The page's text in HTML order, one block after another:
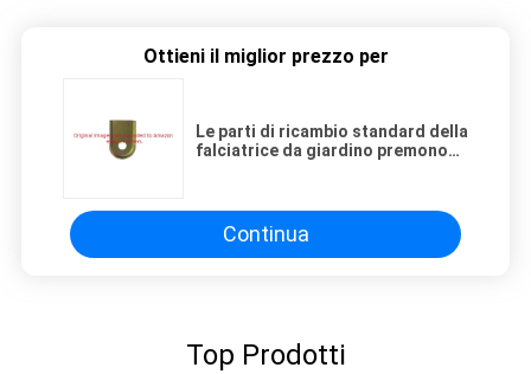
Ottieni il miglior prezzo per
Le parti di ricambio standard della
falciatrice da giardino premono
Continua
Top Prodotti